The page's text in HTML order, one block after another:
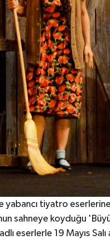
yabancı tiyatro
sahneye koyduğu
eserlerle 19 Mayıs